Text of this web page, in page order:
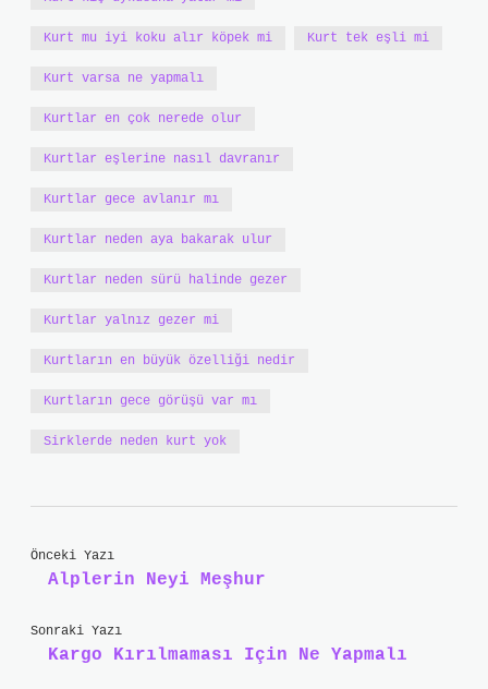
Kurt mu iyi koku alır köpek mi Kurt tek eşli mi
Kurt varsa ne yapmalı
Kurtlar en çok nerede olur
Kurtlar eşlerine nasıl davranır
Kurtlar gece avlanır mı
Kurtlar neden aya bakarak ulur
Kurtlar neden sürü halinde gezer
Kurtlar yalnız gezer mi
Kurtların en büyük özelliği nedir
Kurtların gece görüşü var mı
Sirklerde neden kurt yok
Önceki Yazı
Alplerin Neyi Meşhur
Sonraki Yazı
Kargo Kırılmaması Için Ne Yapmalı